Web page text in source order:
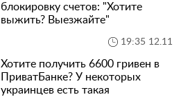
блокировку счетов: "Хотите
выжить? Выезжайте"
19:35 12.11
Хотите получить 6600 гривен в
ПриватБанке? У некоторых
украинцев есть такая